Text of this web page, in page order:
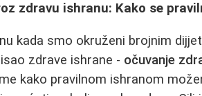
zdravu ishranu: Kako se
kada smo okruženi brojnim
zdrave ishrane - očuvanje
kako pravilnom ishranom